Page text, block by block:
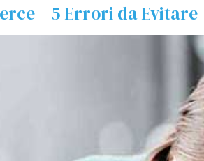
– 5 Errori da Evitare